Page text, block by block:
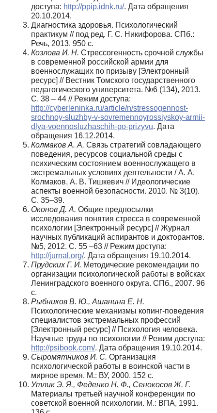
доступа: http://ppip.idnk.ru/. Дата обращения
20.10.2014.
Диагностика здоровья. Психологический
практикум // под ред. Г. С. Никифорова. СПб.:
Речь, 2013. 950 с.
Козлова И. Н. Стрессогенность срочной службы
в современной российской армии для
военнослужащих по при­зыву [Электронный
ресурс] // Вестник Томского государственного
педагогического университета. №6 (134), 2013.
С. 38 – 44 // Режим доступа:
http://cyberleninka.ru/article/n/stressogennost-
srochnoy-sluzhby-v-sovremennoy­rossiyskoy-armii-
dlya-voennosluzhaschih-po-prizyvu. Дата
обращения 16.12.2014.
Колмаков А. А. Связь стратегий совладающего
поведения, ресурсов социальной среды с
психическим состоянием военнослужащего в
экстремальных условиях деятельности / А. А.
Колмаков, А. В. Тишкевич // Идеологические
аспекты военной безопасности. 2010. № 3(10).
С. 35–39.
Оконов Д. А. Общие предпосылки
исследования понятия стресса в современной
психологии [Электронный ресурс] // Журнал
научных публикаций аспирантов и докторантов.
№5, 2012. С. 55 –63 // Режим доступа:
http://jurnal.org/. Дата обращения 19.10.2014.
Прудских Г. И. Методические рекомендации по
организации психологической работы в войсках
Ленинградского военного округа. СПб., 2007. 96
с.
Рыбников В. Ю., Ашанина Е. Н.
Психологические механизмы копинг-поведения
специалистов экстремальных профессий
[Электронный ресурс] // Психология человека.
Научные труды по психологии // Режим доступа:
http://psibook.com/. Дата обращения 19.10.2014.
Сыромятников И. С. Организация
психологической работы в воинской части в
мирное время. М.: ВУ, 2000. 152 с.
Утлик Э. Я., Феденко Н. Ф., Сенокосов Ж. Г.
Материалы третьей научной конференции по
советской военной психологии. М.: ВПА, 1991.